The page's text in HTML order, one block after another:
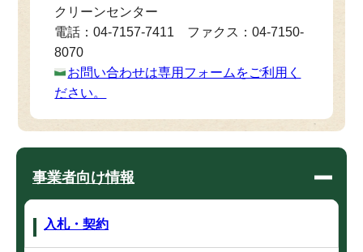
クリーンセンター
電話：04-7157-7411 ファクス：04-7150-
8070
お問い合わせは専用フォームをご利用く
ださい。
事業者向け情報
入札・契約